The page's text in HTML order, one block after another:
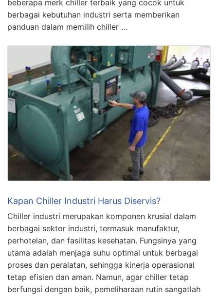
beberapa merk chiller terbaik yang cocok untuk
berbagai kebutuhan industri serta memberikan
panduan dalam memilih chiller …
Kapan Chiller Industri Harus Diservis?
Chiller industri merupakan komponen krusial dalam
berbagai sektor industri, termasuk manufaktur,
perhotelan, dan fasilitas kesehatan. Fungsinya yang
utama adalah menjaga suhu optimal untuk berbagai
proses dan peralatan, sehingga kinerja operasional
tetap efisien dan aman. Namun, agar chiller tetap
berfungsi dengan baik, pemeliharaan rutin sangatlah